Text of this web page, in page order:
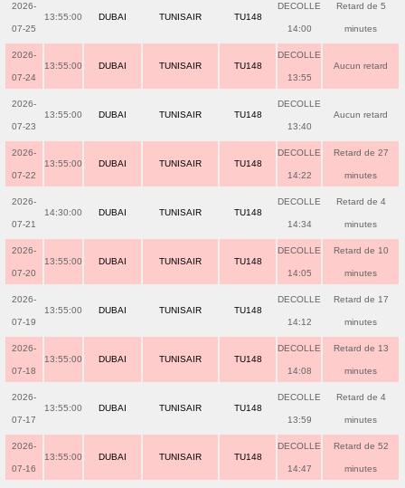
2026-
07-25
13:55:00 DUBAI TUNISAIR TU148
DECOLLE
14:00
Retard de 5
minutes
2026-
07-24
13:55:00 DUBAI TUNISAIR TU148
DECOLLE
13:55
Aucun retard
2026-
07-23
13:55:00 DUBAI TUNISAIR TU148
DECOLLE
13:40
Aucun retard
2026-
07-22
13:55:00 DUBAI TUNISAIR TU148
DECOLLE
14:22
Retard de 27
minutes
2026-
07-21
14:30:00 DUBAI TUNISAIR TU148
DECOLLE
14:34
Retard de 4
minutes
2026-
07-20
13:55:00 DUBAI TUNISAIR TU148
DECOLLE
14:05
Retard de 10
minutes
2026-
07-19
13:55:00 DUBAI TUNISAIR TU148
DECOLLE
14:12
Retard de 17
minutes
2026-
07-18
13:55:00 DUBAI TUNISAIR TU148
DECOLLE
14:08
Retard de 13
minutes
2026-
07-17
13:55:00 DUBAI TUNISAIR TU148
DECOLLE
13:59
Retard de 4
minutes
2026-
07-16
13:55:00 DUBAI TUNISAIR TU148
DECOLLE
14:47
Retard de 52
minutes